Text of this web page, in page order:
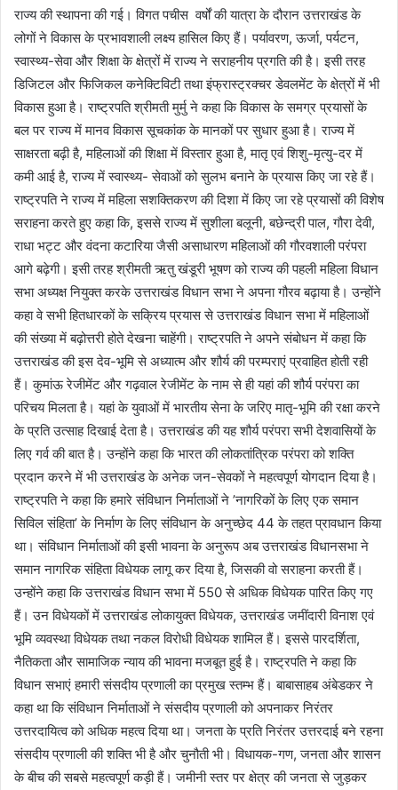
राज्य की स्थापना की गई। विगत पचीस वर्षों की यात्रा के दौरान उत्तराखंड के
लोगों ने विकास के प्रभावशाली लक्ष्य हासिल किए हैं। पर्यावरण, ऊर्जा, पर्यटन,
स्वास्थ्य-सेवा और शिक्षा के क्षेत्रों में राज्य ने सराहनीय प्रगति की है। इसी तरह
डिजिटल और फिजिकल कनेक्टिविटी तथा इंफ्रास्ट्रक्चर डेवलमेंट के क्षेत्रों में भी
विकास हुआ है। राष्ट्रपति श्रीमती मुर्मु ने कहा कि विकास के समग्र प्रयासों के
बल पर राज्य में मानव विकास सूचकांक के मानकों पर सुधार हुआ है। राज्य में
साक्षरता बढ़ी है, महिलाओं की शिक्षा में विस्तार हुआ है, मातृ एवं शिशु-मृत्यु-दर में
कमी आई है, राज्य में स्वास्थ्य- सेवाओं को सुलभ बनाने के प्रयास किए जा रहे हैं।
राष्ट्रपति ने राज्य में महिला सशक्तिकरण की दिशा में किए जा रहे प्रयासों की विशेष
सराहना करते हुए कहा कि, इससे राज्य में सुशीला बलूनी, बछेन्द्री पाल, गौरा देवी,
राधा भट्ट और वंदना कटारिया जैसी असाधारण महिलाओं की गौरवशाली परंपरा
आगे बढ़ेगी। इसी तरह श्रीमती ऋतु खंडूरी भूषण को राज्य की पहली महिला विधान
सभा अध्यक्ष नियुक्त करके उत्तराखंड विधान सभा ने अपना गौरव बढ़ाया है। उन्होंने
कहा वे सभी हितधारकों के सक्रिय प्रयास से उत्तराखंड विधान सभा में महिलाओं
की संख्या में बढ़ोत्तरी होते देखना चाहेंगी। राष्ट्रपति ने अपने संबोधन में कहा कि
उत्तराखंड की इस देव-भूमि से अध्यात्म और शौर्य की परम्पराएं प्रवाहित होती रही
हैं। कुमांऊ रेजीमेंट और गढ़वाल रेजीमेंट के नाम से ही यहां की शौर्य परंपरा का
परिचय मिलता है। यहां के युवाओं में भारतीय सेना के जरिए मातृ-भूमि की रक्षा करने
के प्रति उत्साह दिखाई देता है। उत्तराखंड की यह शौर्य परंपरा सभी देशवासियों के
लिए गर्व की बात है। उन्होंने कहा कि भारत की लोकतांत्रिक परंपरा को शक्ति
प्रदान करने में भी उत्तराखंड के अनेक जन-सेवकों ने महत्वपूर्ण योगदान दिया है।
राष्ट्रपति ने कहा कि हमारे संविधान निर्माताओं ने ’नागरिकों के लिए एक समान
सिविल संहिता’ के निर्माण के लिए संविधान के अनुच्छेद 44 के तहत प्रावधान किया
था। संविधान निर्माताओं की इसी भावना के अनुरूप अब उत्तराखंड विधानसभा ने
समान नागरिक संहिता विधेयक लागू कर दिया है, जिसकी वो सराहना करती हैं।
उन्होंने कहा कि उत्तराखंड विधान सभा में 550 से अधिक विधेयक पारित किए गए
हैं। उन विधेयकों में उत्तराखंड लोकायुक्त विधेयक, उत्तराखंड जमींदारी विनाश एवं
भूमि व्यवस्था विधेयक तथा नकल विरोधी विधेयक शामिल हैं। इससे पारदर्शिता,
नैतिकता और सामाजिक न्याय की भावना मजबूत हुई है। राष्ट्रपति ने कहा कि
विधान सभाएं हमारी संसदीय प्रणाली का प्रमुख स्तम्भ हैं। बाबासाहब अंबेडकर ने
कहा था कि संविधान निर्माताओं ने संसदीय प्रणाली को अपनाकर निरंतर
उत्तरदायित्व को अधिक महत्व दिया था। जनता के प्रति निरंतर उत्तरदाई बने रहना
संसदीय प्रणाली की शक्ति भी है और चुनौती भी। विधायक-गण, जनता और शासन
के बीच की सबसे महत्वपूर्ण कड़ी हैं। जमीनी स्तर पर क्षेत्र की जनता से जुड़कर